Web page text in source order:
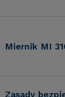
Miernik MI
Zasady